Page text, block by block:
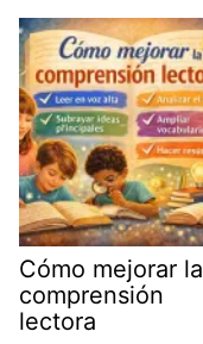
Cómo mejorar la
comprensión
lectora